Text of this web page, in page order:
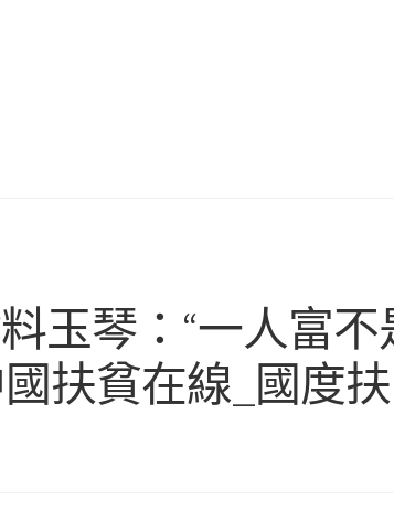
玉琴：“一人富不
扶貧在線_國度扶